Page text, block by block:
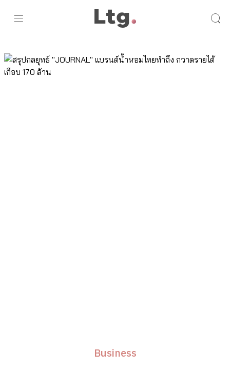
Business